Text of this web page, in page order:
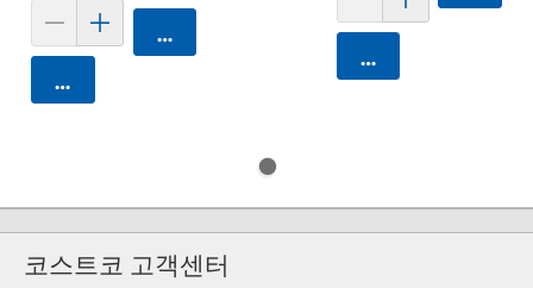
카트에 담기
카트에 담기
카트에 담기
코스트코 고객센터